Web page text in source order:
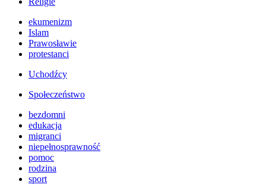
ekumenizm
Islam
Prawosławie
protestanci
Uchodźcy
Społeczeństwo
bezdomni
edukacja
migranci
niepełnosprawność
pomoc
rodzina
sport